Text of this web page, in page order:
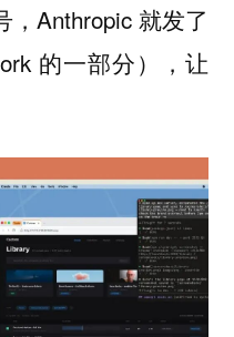
Anthropic 就发了
的一部分），让